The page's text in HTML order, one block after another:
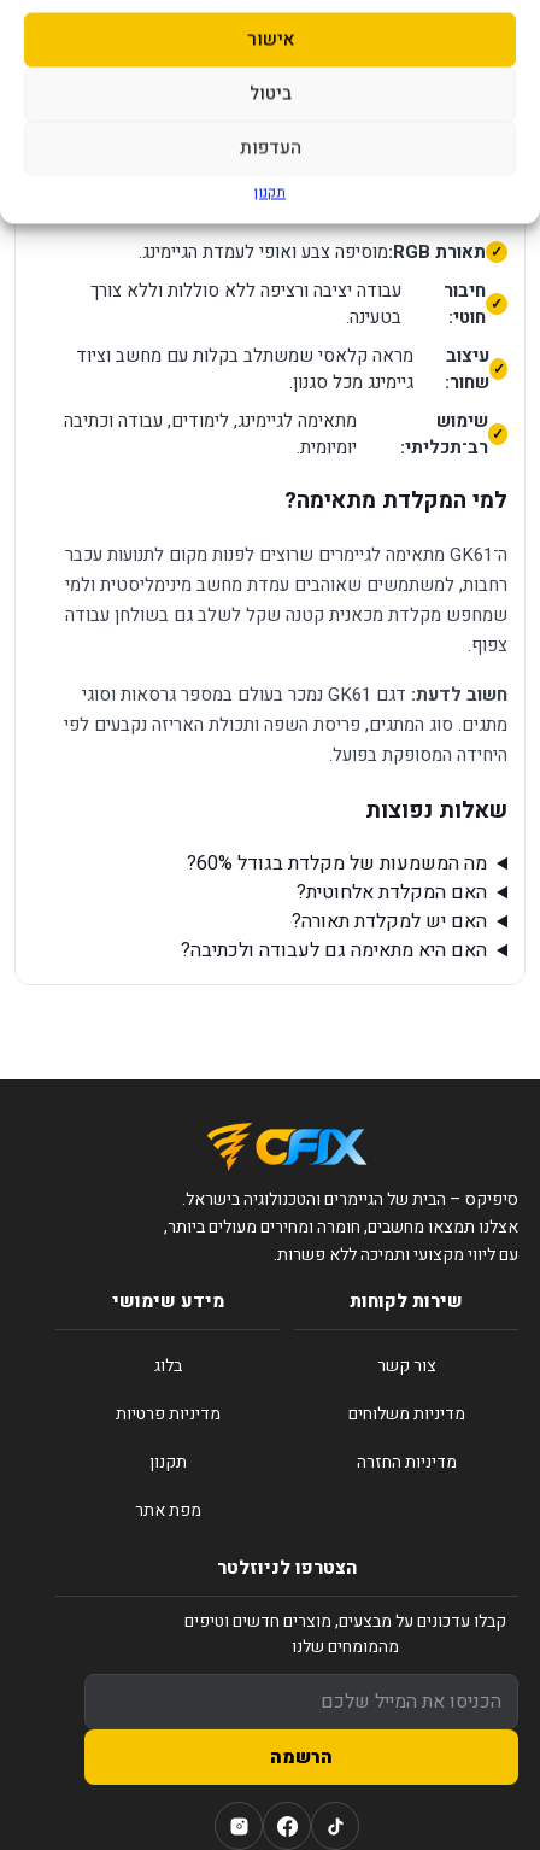
אישור
ביטול
העדפות
תקנון
ולעבודה יומיומית.
יתרונות מרכזיים
העבודה.
תחושת לחיצה ברורה ותגובה מדויקת במשחקים
תאורת RGB:
מוסיפה צבע ואופי לעמדת הגיימינג.
חיבור
חוטי:
עבודה יציבה ורציפה ללא סוללות וללא צורך
בטעינה.
עיצוב
שחור:
מראה קלאסי שמשתלב בקלות עם מחשב וציוד
גיימינג מכל סגנון.
שימוש
רב־תכליתי:
מתאימה לגיימינג, לימודים, עבודה וכתיבה
יומיומית.
למי המקלדת מתאימה?
ה־GK61 מתאימה לגיימרים שרוצים לפנות מקום לתנועות עכבר
רחבות, למשתמשים שאוהבים עמדת מחשב מינימליסטית ולמי
שמחפש מקלדת מכאנית קטנה שקל לשלב גם בשולחן עבודה
צפוף.
חשוב לדעת:
דגם GK61 נמכר בעולם במספר גרסאות וסוגי
מתגים. סוג המתגים, פריסת השפה ותכולת האריזה נקבעים לפי
היחידה המסופקת בפועל.
שאלות נפוצות
מה המשמעות של מקלדת בגודל 60%?
האם המקלדת אלחוטית?
האם יש למקלדת תאורה?
האם היא מתאימה גם לעבודה ולכתיבה?
סיפיקס – הבית של הגיימרים והטכנולוגיה בישראל.
אצלנו תמצאו מחשבים, חומרה ומחירים מעולים ביותר,
עם ליווי מקצועי ותמיכה ללא פשרות.
שירות לקוחות
צור קשר
מדיניות משלוחים
מדיניות החזרה
מידע שימושי
בלוג
מדיניות פרטיות
תקנון
מפת אתר
הצטרפו לניוזלטר
קבלו עדכונים על מבצעים, מוצרים חדשים וטיפים
מהמומחים שלנו
הרשמה